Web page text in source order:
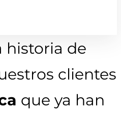
historia de
clientes
que ya han